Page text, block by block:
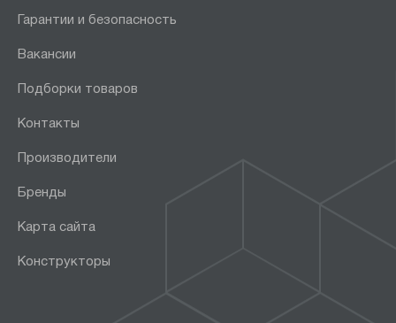
Гарантии и безопасность
Вакансии
Подборки товаров
Контакты
Производители
Бренды
Карта сайта
Конструкторы